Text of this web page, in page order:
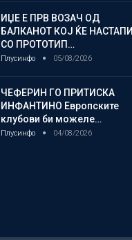
ИЏЕ Е ПРВ ВОЗАЧ ОД
БАЛКАНОТ КОЈ ЌЕ НАСТАПИ
СО ПРОТОТИП…
Плусинфо 05/08/2026
ЧЕФЕРИН ГО ПРИТИСКА
ИНФАНТИНО Европските
клубови би можеле…
Плусинфо 04/08/2026